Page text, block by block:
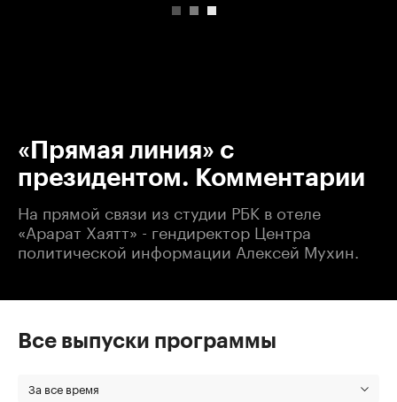
«Прямая линия» с
президентом. Комментарии
На прямой связи из студии РБК в отеле
«Арарат Хаятт» - гендиректор Центра
политической информации Алексей Мухин.
Все выпуски программы
За все время